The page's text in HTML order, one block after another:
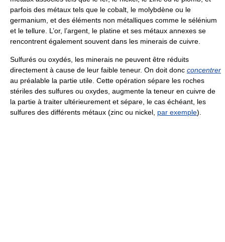
parfois des métaux tels que le cobalt, le molybdène ou le
germanium, et des éléments non métalliques comme le sélénium
et le tellure. L’or, l’argent, le platine et ses métaux annexes se
rencontrent également souvent dans les minerais de cuivre.
Sulfurés ou oxydés, les minerais ne peuvent être réduits
directement à cause de leur faible teneur. On doit donc concentrer
au préalable la partie utile. Cette opération sépare les roches
stériles des sulfures ou oxydes, augmente la teneur en cuivre de
la partie à traiter ultérieurement et sépare, le cas échéant, les
sulfures des différents métaux (zinc ou nickel, par exemple).